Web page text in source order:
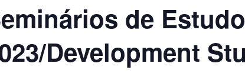
de
Development